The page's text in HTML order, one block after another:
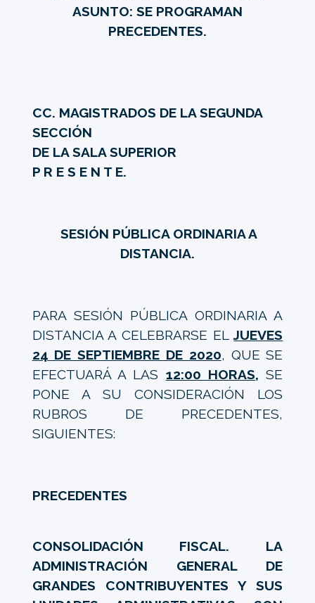
ASUNTO: SE PROGRAMAN
PRECEDENTES.
CC. MAGISTRADOS DE LA SEGUNDA
SECCIÓN
DE LA SALA SUPERIOR
P R E S E N T E.
SESIÓN PÚBLICA ORDINARIA A
DISTANCIA.
PARA SESIÓN PÚBLICA ORDINARIA A
DISTANCIA A CELEBRARSE ELJUEVES
24 DE SEPTIEMBRE DE 2020, QUE SE
EFECTUARÁ A LAS 12:00 HORAS, SE
PONE A SU CONSIDERACIÓN LOS
RUBROS DE PRECEDENTES,
SIGUIENTES:
PRECEDENTES
CONSOLIDACIÓN FISCAL. LA
ADMINISTRACIÓN GENERAL DE
GRANDES CONTRIBUYENTES Y SUS